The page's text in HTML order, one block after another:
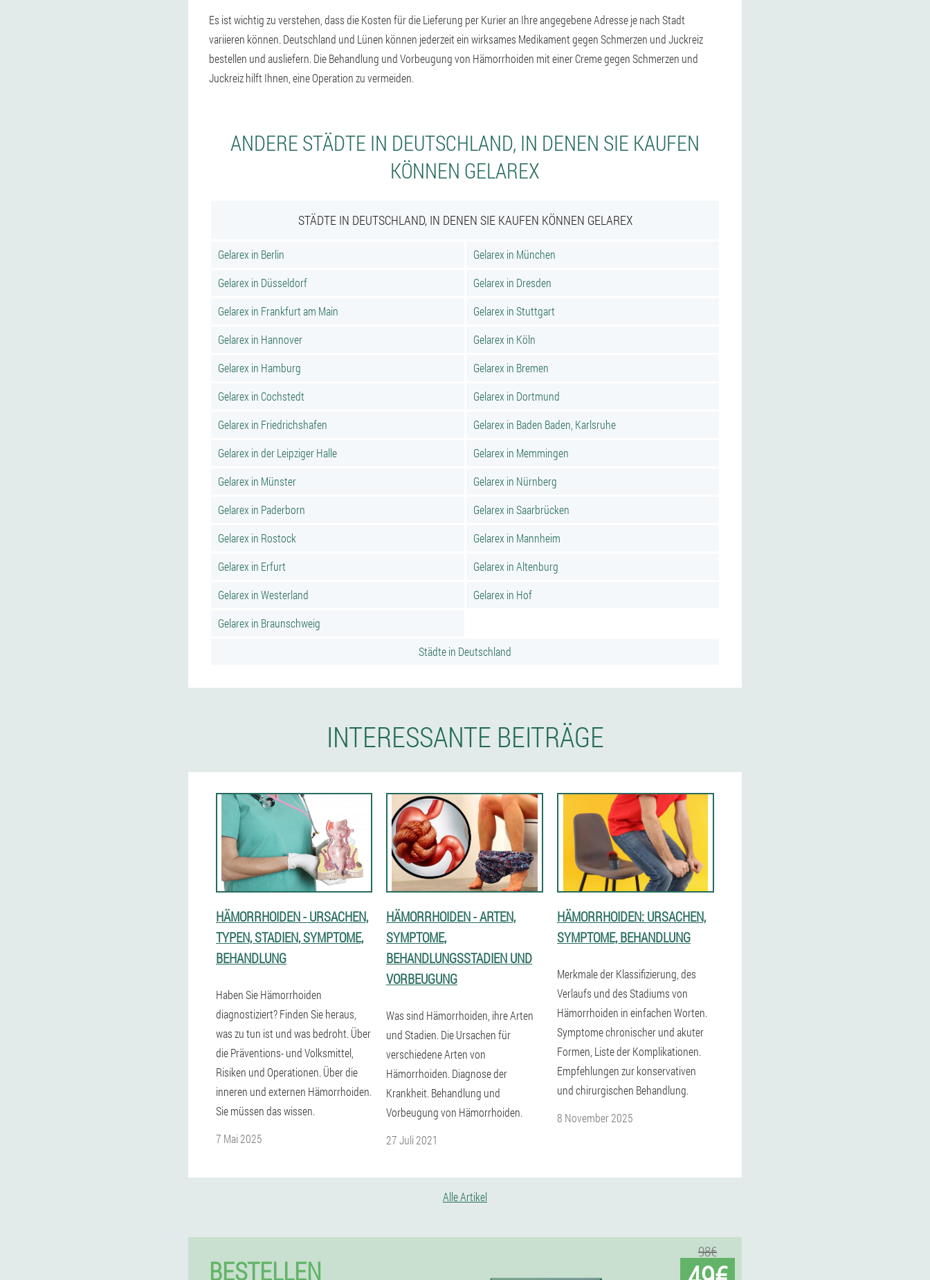
Es ist wichtig zu verstehen, dass die Kosten für die Lieferung per Kurier an Ihre angegebene Adresse je nach Stadt
variieren können. Deutschland und Lünen können jederzeit ein wirksames Medikament gegen Schmerzen und Juckreiz
bestellen und ausliefern. Die Behandlung und Vorbeugung von Hämorrhoiden mit einer Creme gegen Schmerzen und
Juckreiz hilft Ihnen, eine Operation zu vermeiden.
ANDERE STÄDTE IN DEUTSCHLAND, IN DENEN SIE KAUFEN
KÖNNEN GELAREX
STÄDTE IN DEUTSCHLAND, IN DENEN SIE KAUFEN KÖNNEN GELAREX
Gelarex in Berlin
Gelarex in München
Gelarex in Düsseldorf
Gelarex in Dresden
Gelarex in Frankfurt am Main
Gelarex in Stuttgart
Gelarex in Hannover
Gelarex in Köln
Gelarex in Hamburg
Gelarex in Bremen
Gelarex in Cochstedt
Gelarex in Dortmund
Gelarex in Friedrichshafen
Gelarex in Baden Baden, Karlsruhe
Gelarex in der Leipziger Halle
Gelarex in Memmingen
Gelarex in Münster
Gelarex in Nürnberg
Gelarex in Paderborn
Gelarex in Saarbrücken
Gelarex in Rostock
Gelarex in Mannheim
Gelarex in Erfurt
Gelarex in Altenburg
Gelarex in Westerland
Gelarex in Hof
Gelarex in Braunschweig
Städte in Deutschland
INTERESSANTE BEITRÄGE
HÄMORRHOIDEN - URSACHEN,
TYPEN, STADIEN, SYMPTOME,
BEHANDLUNG
Haben Sie Hämorrhoiden
diagnostiziert? Finden Sie heraus,
was zu tun ist und was bedroht. Über
die Präventions- und Volksmittel,
Risiken und Operationen. Über die
inneren und externen Hämorrhoiden.
Sie müssen das wissen.
7 Mai 2025
HÄMORRHOIDEN - ARTEN,
SYMPTOME,
BEHANDLUNGSSTADIEN UND
VORBEUGUNG
Was sind Hämorrhoiden, ihre Arten
und Stadien. Die Ursachen für
verschiedene Arten von
Hämorrhoiden. Diagnose der
Krankheit. Behandlung und
Vorbeugung von Hämorrhoiden.
27 Juli 2021
HÄMORRHOIDEN: URSACHEN,
SYMPTOME, BEHANDLUNG
Merkmale der Klassifizierung, des
Verlaufs und des Stadiums von
Hämorrhoiden in einfachen Worten.
Symptome chronischer und akuter
Formen, Liste der Komplikationen.
Empfehlungen zur konservativen
und chirurgischen Behandlung.
8 November 2025
Alle Artikel
BESTELLEN
98€